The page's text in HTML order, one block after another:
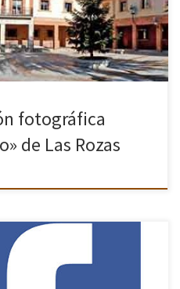
fotográfica
de Las Rozas